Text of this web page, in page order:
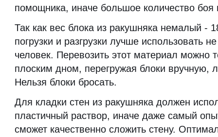
помощника, иначе большое количество боя
Так как вес блока из ракушняка немалый -
погрузки и разгрузки лучше использовать
человек. Перевозить этот материал можно
плоским дном, перегружая блоки вручную,
Нельзя блоки бросать.
Для кладки стен из ракушняка должен
пластичный раствор, иначе даже самый
сможет качественно сложить стену.